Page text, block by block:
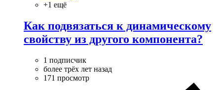
+1 ещё
Как подвязаться к динамическому
свойству из другого компонента?
1 подписчик
более трёх лет назад
171 просмотр